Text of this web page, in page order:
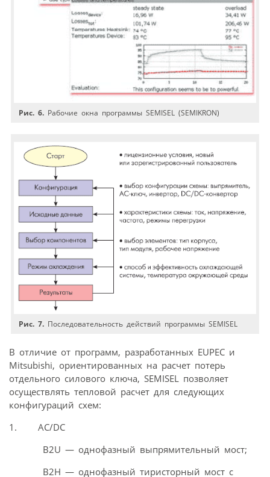
Рис. 6. Рабочие окна программы SEMISEL (SEMIKRON)
Рис. 7. Последовательность действий программы SEMISEL
В отличие от программ, разработанных EUPEC и
Mitsubishi, ориентированных на расчет потерь
отдельного силового ключа, SEMISEL позволяет
осуществлять тепловой расчет для следующих
конфигураций схем:
1. AC/DC
B2U — однофазный выпрямительный мост;
B2H — однофазный тиристорный мост с